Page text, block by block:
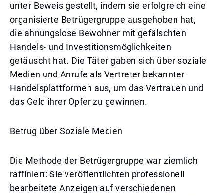
unter Beweis gestellt, indem sie erfolgreich eine
organisierte Betrügergruppe ausgehoben hat,
die ahnungslose Bewohner mit gefälschten
Handels- und Investitionsmöglichkeiten
getäuscht hat. Die Täter gaben sich über soziale
Medien und Anrufe als Vertreter bekannter
Handelsplattformen aus, um das Vertrauen und
das Geld ihrer Opfer zu gewinnen.
Betrug über Soziale Medien
Die Methode der Betrügergruppe war ziemlich
raffiniert: Sie veröffentlichten professionell
bearbeitete Anzeigen auf verschiedenen